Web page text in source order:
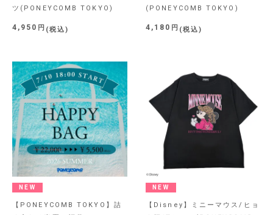
ツ(PONEYCOMB TOKYO)
4,950 税込
(PONEYCOMB TOKYO)
4,180 税込
NEW
【PONEYCOMB TOKYO】詰
NEW
【Disney】ミニーマウス/ヒョ